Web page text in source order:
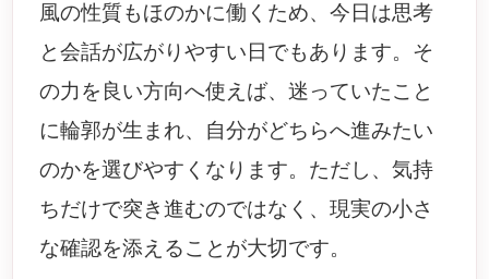
風の性質もほのかに働くため、今日は思考
と会話が広がりやすい日でもあります。そ
の力を良い方向へ使えば、迷っていたこと
に輪郭が生まれ、自分がどちらへ進みたい
のかを選びやすくなります。ただし、気持
ちだけで突き進むのではなく、現実の小さ
な確認を添えることが大切です。